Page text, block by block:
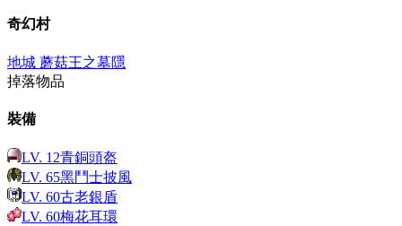
奇幻村
地城 蘑菇王之墓隱
掉落物品
裝備
LV. 12青銅頭盔
LV. 65黑鬥士披風
LV. 60古老銀盾
LV. 60梅花耳環